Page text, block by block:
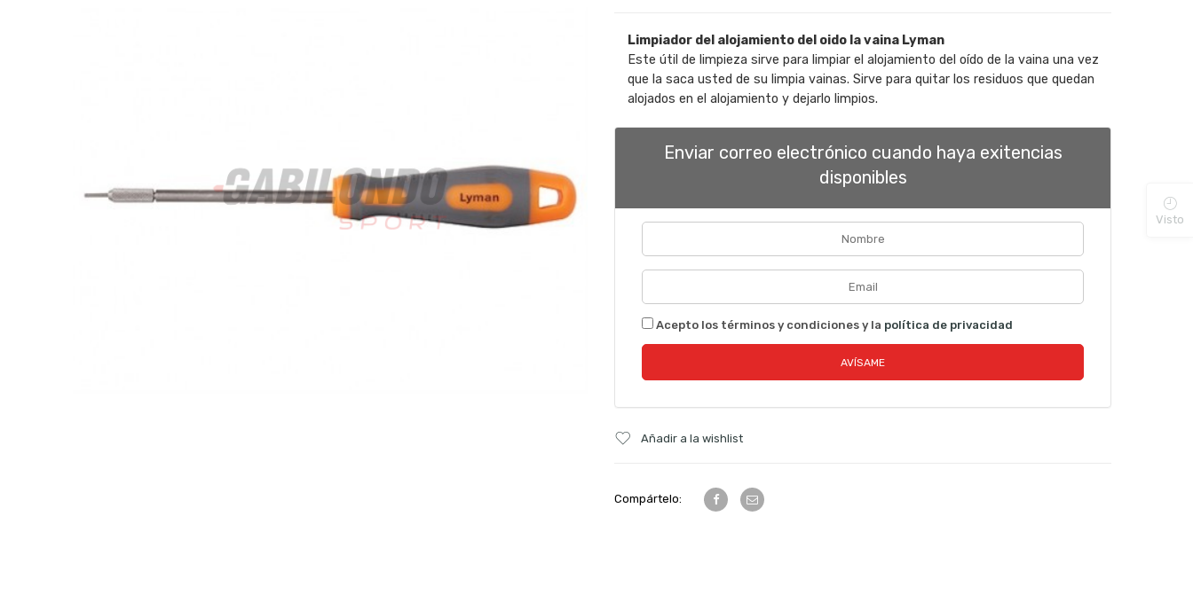
Limpiador del alojamiento del oido la vaina Lyman
Este útil de limpieza sirve para limpiar el alojamiento del oído de la vaina una vez
que la saca usted de su limpia vainas. Sirve para quitar los residuos que quedan
alojados en el alojamiento y dejarlo limpios.
Enviar correo electrónico cuando haya exitencias
disponibles
Acepto los términos y condiciones y la política de privacidad
Añadir a la wishlist
Compártelo:
Visto